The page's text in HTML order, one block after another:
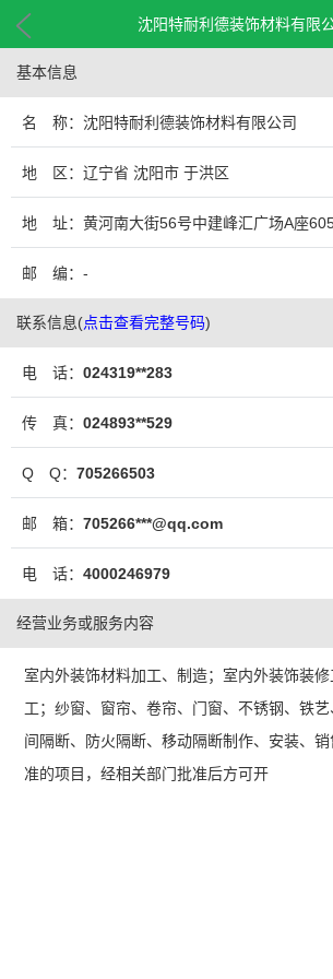
沈阳特耐利德装饰材料有限
基本信息
名 称：沈阳特耐利德装饰材料有限公司
地 区：辽宁省 沈阳市 于洪区
地 址：黄河南大街56号中建峰汇广场A座
邮 编：-
联系信息(点击查看完整号码)
电 话： 024319**283
传 真： 024893**529
Q Q： 705266503
邮 箱： 705266***@qq.com
电 话： 4000246979
经营业务或服务内容
室内外装饰材料加工、制造；室内外装饰装
工；纱窗、窗帘、卷帘、门窗、不锈钢、铁
间隔断、防火隔断、移动隔断制作、安装、
准的项目，经相关部门批准后方可开